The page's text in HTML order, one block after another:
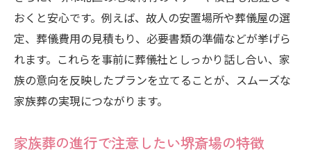
おくと安心です。例えば、故人の安置場所や葬儀屋の選
定、葬儀費用の見積もり、必要書類の準備などが挙げら
れます。これらを事前に葬儀社としっかり話し合い、家
族の意向を反映したプランを立てることが、スムーズな
家族葬の実現につながります。
家族葬の進行で注意したい堺斎場の特徴